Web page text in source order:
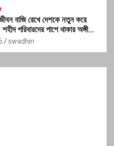
বাজি রেখে দেশকে নতুন করে
পরিবারদের পাশে থাকার অঙ্গীকার
swadhin